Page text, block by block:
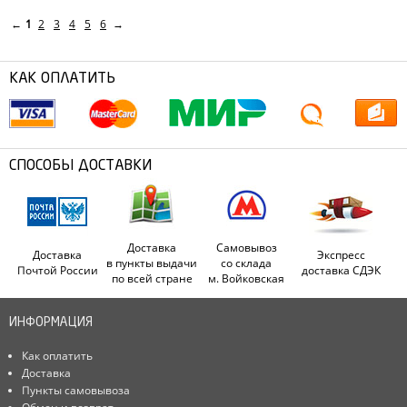
← 1 2 3 4 5 6 →
КАК ОПЛАТИТЬ
СПОСОБЫ ДОСТАВКИ
Доставка
Почтой России
Доставка
в пункты выдачи
по всей стране
Самовывоз
со склада
м. Войковская
Экспресс
доставка СДЭК
ИНФОРМАЦИЯ
Как оплатить
Доставка
Пункты самовывоза